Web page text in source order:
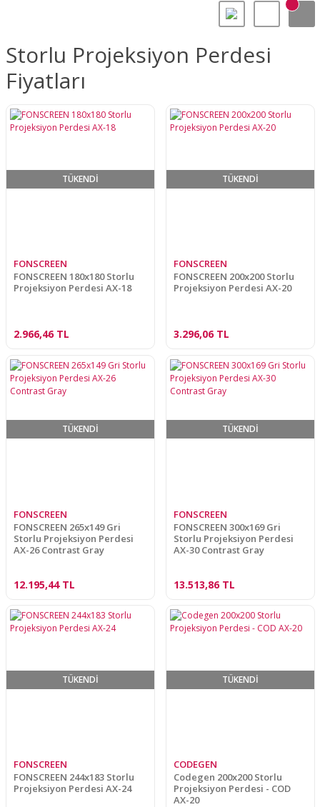
Storlu Projeksiyon Perdesi
Fiyatları
TÜKENDİ
FONSCREEN
FONSCREEN 180x180 Storlu
Projeksiyon Perdesi AX-18
2.966,46 TL
TÜKENDİ
FONSCREEN
FONSCREEN 200x200 Storlu
Projeksiyon Perdesi AX-20
3.296,06 TL
TÜKENDİ
FONSCREEN
FONSCREEN 265x149 Gri
Storlu Projeksiyon Perdesi
AX-26 Contrast Gray
12.195,44 TL
TÜKENDİ
FONSCREEN
FONSCREEN 300x169 Gri
Storlu Projeksiyon Perdesi
AX-30 Contrast Gray
13.513,86 TL
TÜKENDİ
FONSCREEN
FONSCREEN 244x183 Storlu
Projeksiyon Perdesi AX-24
TÜKENDİ
CODEGEN
Codegen 200x200 Storlu
Projeksiyon Perdesi - COD
AX-20